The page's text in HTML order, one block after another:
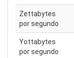
Zettabytes
por segundo
Yottabytes
por segundo